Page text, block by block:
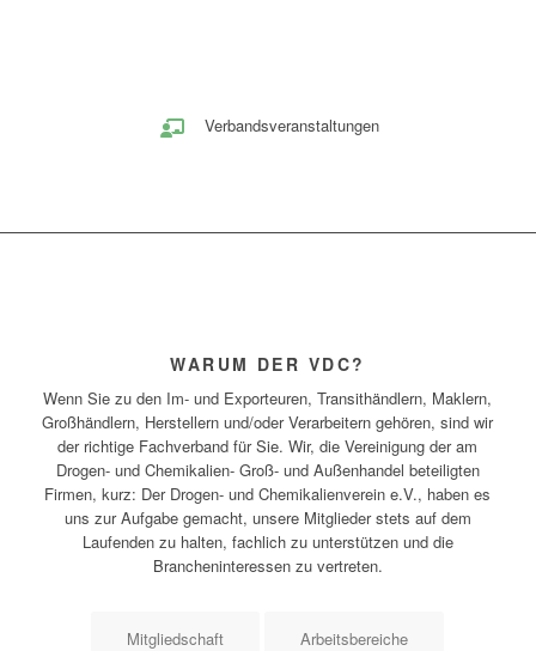
Verbandsveranstaltungen
WARUM DER VDC?
Wenn Sie zu den Im- und Exporteuren, Transithändlern, Maklern,
Großhändlern, Herstellern und/oder Verarbeitern gehören, sind wir
der richtige Fachverband für Sie. Wir, die Vereinigung der am
Drogen- und Chemikalien- Groß- und Außenhandel beteiligten
Firmen, kurz: Der Drogen- und Chemikalienverein e.V., haben es
uns zur Aufgabe gemacht, unsere Mitglieder stets auf dem
Laufenden zu halten, fachlich zu unterstützen und die
Brancheninteressen zu vertreten.
Mitgliedschaft Arbeitsbereiche